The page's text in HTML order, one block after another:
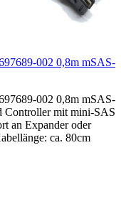
002 0,8m mSAS-
002 0,8m mSAS-
Controller mit mini-SAS
an Expander oder
ca. 80cm